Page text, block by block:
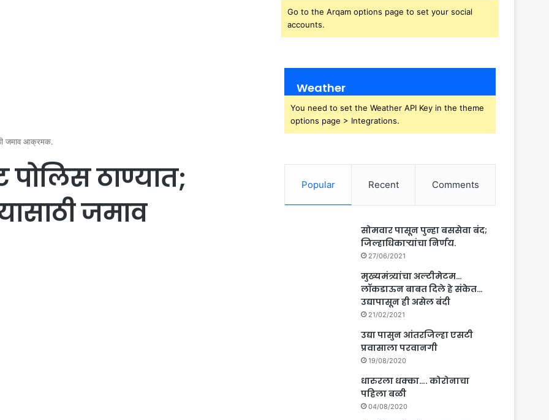
जमाव आक्रमक.
ठाण्यात;
जमाव
Go to the Arqam options page to set your social
accounts.
Weather
You need to set the Weather API Key in the theme
options page > Integrations.
Popular Recent Comments
सोमवार पासून पुन्हा बससेवा बंद;
जिल्हाधिकाऱ्यांचा निर्णय.
27/06/2021
मुख्यमंत्र्यांचा अल्टीमेटम…
लॉकडाऊन बाबत दिले हे संकेत…
उद्यापासून ही असेल बंदी
21/02/2021
उद्या पासुन आंतरजिल्हा एसटी
प्रवासाला परवानगी
19/08/2020
धारुरला धक्का…. कोरोनाचा
पहिला बळी
04/08/2020